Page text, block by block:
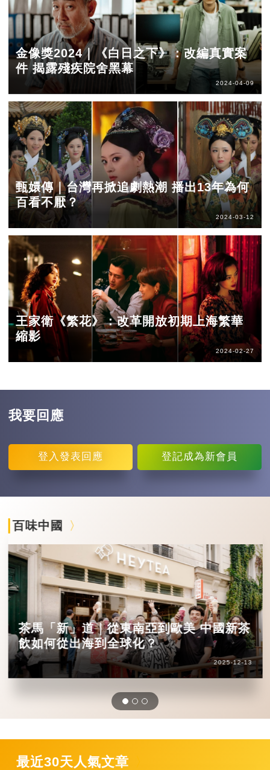
金像獎2024｜《白日之下》：改編真實案
件 揭露殘疾院舍黑幕
2024-04-09
甄嬛傳｜台灣再掀追劇熱潮 播出13年為何
百看不厭？
2024-03-12
王家衛《繁花》：改革開放初期上海繁華
縮影
2024-02-27
我要回應
登入 發表回應 登記成為新會員
百味中國
茶馬「新」道｜從東南亞到歐美 中國新茶
飲如何從出海到全球化？
2025-12-13
最近30天人氣文章